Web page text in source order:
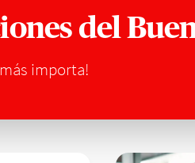
del
importa!